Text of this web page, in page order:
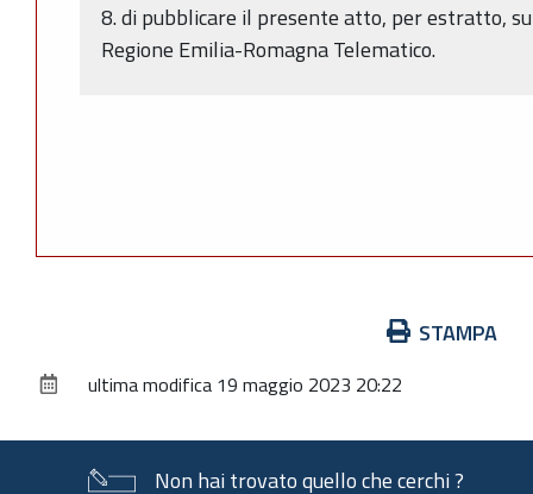
8. di pubblicare il presente atto, per estratto,
Regione Emilia-Romagna Telematico.
documento
STAMPA
ultima modifica 19 maggio 2023 20:22
Non hai trovato quello che cerchi ?